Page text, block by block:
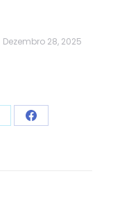
Dezembro 28, 2025
Share